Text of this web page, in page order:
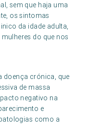
sem que haja uma
os sintomas
da idade adulta,
do que nos
doença crónica, que
de massa
negativo na
e
como a